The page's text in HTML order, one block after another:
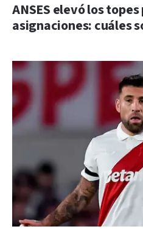
ANSES elevó los
asignaciones: cuáles